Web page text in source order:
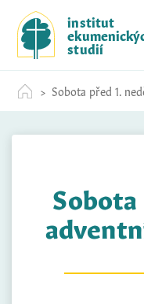
c
institut
studií
Sobota před 1.
Sobota